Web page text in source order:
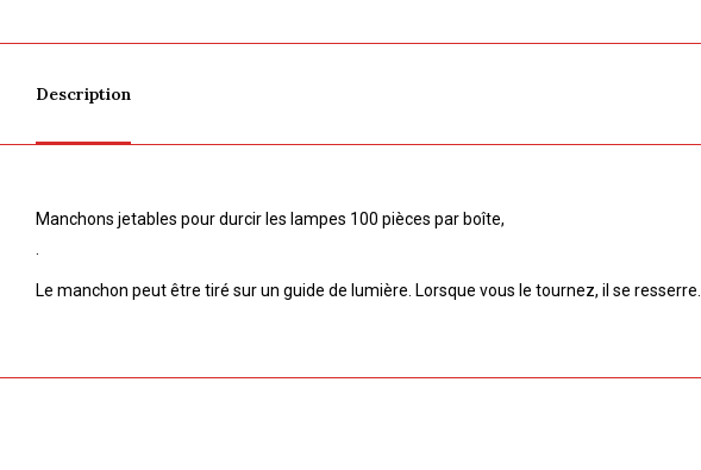
Description
Manchons jetables pour durcir les lampes 100 pièces par boîte,
.
Le manchon peut être tiré sur un guide de lumière. Lorsque vous le tournez, il se resserre.